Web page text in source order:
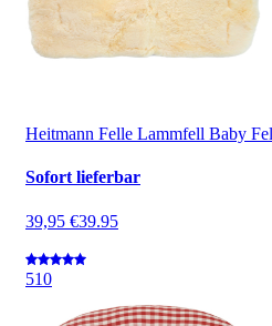
Heitmann Felle Lammfell Baby
Sofort lieferbar
39,95 €39.95
510